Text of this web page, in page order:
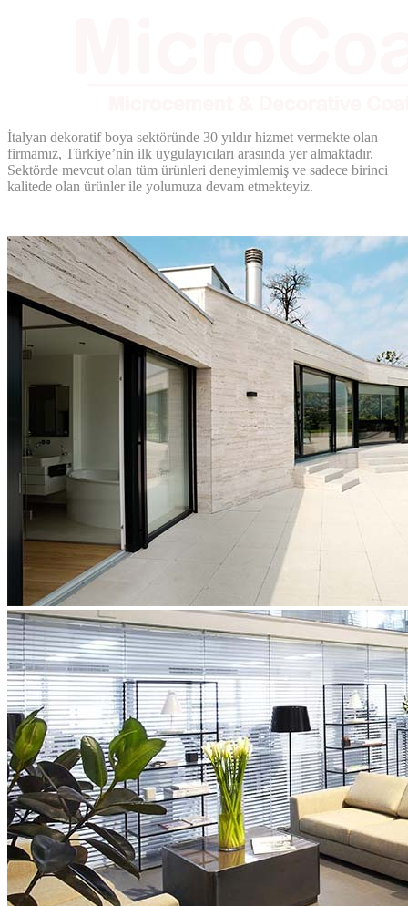
İtalyan dekoratif boya sektöründe 30 yıldır hizmet vermekte olan
firmamız, Türkiye’nin ilk uygulayıcıları arasında yer almaktadır.
Sektörde mevcut olan tüm ürünleri deneyimlemiş ve sadece birinci
kalitede olan ürünler ile yolumuza devam etmekteyiz.